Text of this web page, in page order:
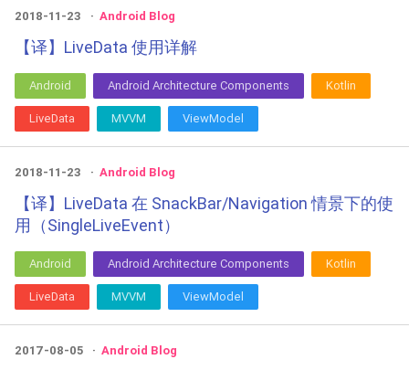
2018-11-23 Android Blog
【译】LiveData 使用详解
Android Android Architecture Components Kotlin
LiveData MVVM ViewModel
2018-11-23 Android Blog
【译】LiveData 在 SnackBar/Navigation 情景下的使
用（SingleLiveEvent）
Android Android Architecture Components Kotlin
LiveData MVVM ViewModel
2017-08-05 Android Blog